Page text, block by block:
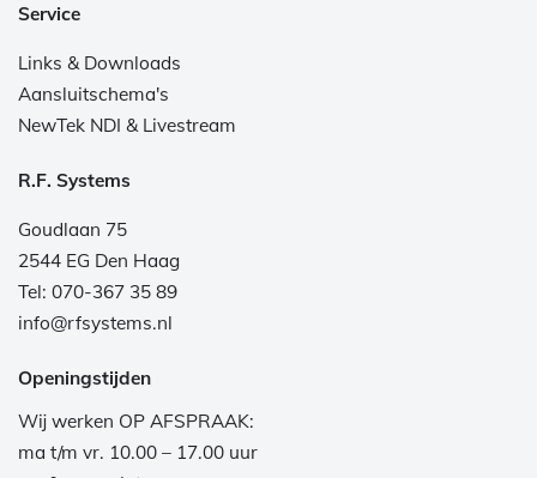
Service
Links & Downloads
Aansluitschema's
NewTek NDI & Livestream
R.F. Systems
Goudlaan 75
2544 EG Den Haag
Tel: 070-367 35 89
info@rfsystems.nl
Openingstijden
Wij werken OP AFSPRAAK:
ma t/m vr. 10.00 – 17.00 uur